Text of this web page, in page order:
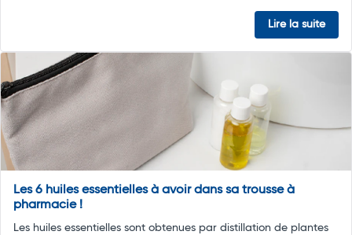
Lire la suite
Les 6 huiles essentielles à avoir dans sa trousse à
pharmacie !
Les huiles essentielles sont obtenues par distillation de plantes